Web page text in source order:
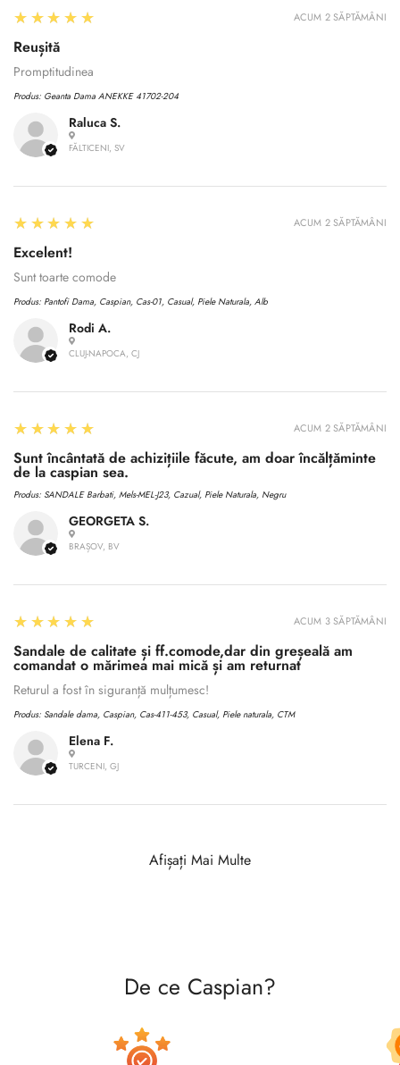
Raluca S.
FĂLTICENI, SV
5
★★★★★
Reușită
Promptitudinea
Produs: Geanta Dama ANEKKE 41702-204
ACUM 2 SĂPTĂMÂNI
Rodi A.
CLUJ-NAPOCA, CJ
5
★★★★★
Excelent!
Sunt toarte comode
Produs: Pantofi Dama, Caspian, Cas-01, Casual, Piele Naturala, Alb
ACUM 2 SĂPTĂMÂNI
GEORGETA S.
BRAȘOV, BV
5
★★★★★
Sunt încântată de achizițiile făcute, am doar încălțăminte
de la caspian sea.
Produs: SANDALE Barbati, Mels-MEL-J23, Cazual, Piele Naturala, Negru
ACUM 2 SĂPTĂMÂNI
Elena F.
TURCENI, GJ
5
★★★★★
Sandale de calitate și ff.comode,dar din greșeală am
comandat o mărimea mai mică și am returnat
Returul a fost în siguranță mulțumesc!
Produs: Sandale dama, Caspian, Cas-411-453, Casual, Piele naturala, CTM
ACUM 3 SĂPTĂMÂNI
Afișați Mai Multe
De ce Caspian?